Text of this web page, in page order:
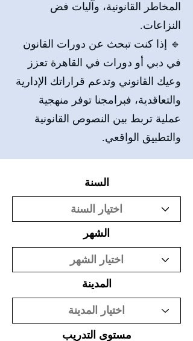
المخاطر القانونية، وآليات فض
النزاعات.
🔹 إذا كنت تبحث عن دورات القانون
في دبي أو دورات في القاهرة تعزز
وعيك القانوني وتدعم قراراتك الإدارية
والتعاقدية، فبرامجنا توفر منهجية
عملية تربط بين النصوص القانونية
والتطبيق الواقعي.
السنة
الشهر
المدينة
مستوى التدريب